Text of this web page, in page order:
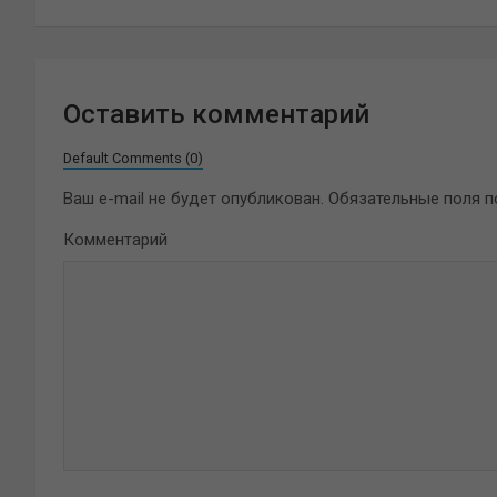
Оставить комментарий
Default Comments (0)
Ваш e-mail не будет опубликован. Обязательные поля
Комментарий